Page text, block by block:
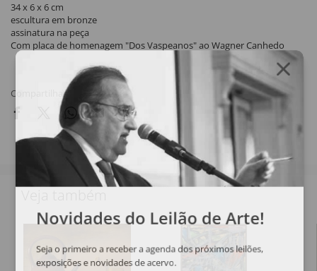
34 x 6 x 6 cm
escultura em bronze
assinatura na peça
Com placa de homenagem "Dos Vaspeanos" ao Wagner Canhedo
Compartilhar
Novidades do Leilão de Arte!
Seja o primeiro a receber a agenda dos próximos leilões,
exposições e novidades de acervo.